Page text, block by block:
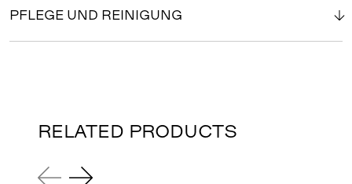
PFLEGE UND REINIGUNG
RELATED PRODUCTS